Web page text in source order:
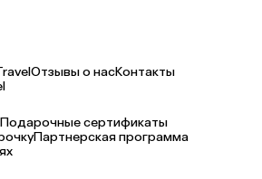
Отзывы о насКонтакты
Подарочные сертификаты
Партнерская программа